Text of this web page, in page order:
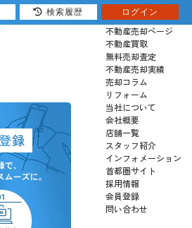
売りたい
不動産売却ページ
不動産買取
無料売却査定
不動産売却実績
売却コラム
リフォーム
当社について
会社概要
店舗一覧
スタッフ紹介
インフォメーション
首都圏サイト
採用情報
会員登録
問い合わせ
検索履歴 ログイン